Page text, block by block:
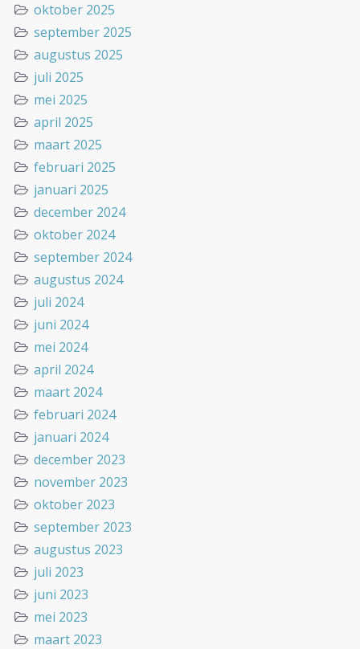
oktober 2025
september 2025
augustus 2025
juli 2025
mei 2025
april 2025
maart 2025
februari 2025
januari 2025
december 2024
oktober 2024
september 2024
augustus 2024
juli 2024
juni 2024
mei 2024
april 2024
maart 2024
februari 2024
januari 2024
december 2023
november 2023
oktober 2023
september 2023
augustus 2023
juli 2023
juni 2023
mei 2023
maart 2023